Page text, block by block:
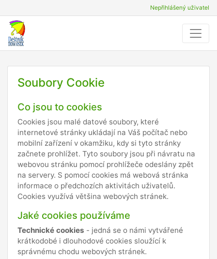
Nepřihlášený uživatel
Soubory Cookie
Co jsou to cookies
Cookies jsou malé datové soubory, které
internetové stránky ukládají na Váš počítač nebo
mobilní zařízení v okamžiku, kdy si tyto stránky
začnete prohlížet. Tyto soubory jsou při návratu na
webovou stránku pomocí prohlížeče odeslány zpět
na servery. S pomocí cookies má webová stránka
informace o předchozích aktivitách uživatelů.
Cookies využívá většina webových stránek.
Jaké cookies používáme
Technické cookies - jedná se o námi vytvářené
krátkodobé i dlouhodové cookies sloužící k
správnému chodu webových stránek.